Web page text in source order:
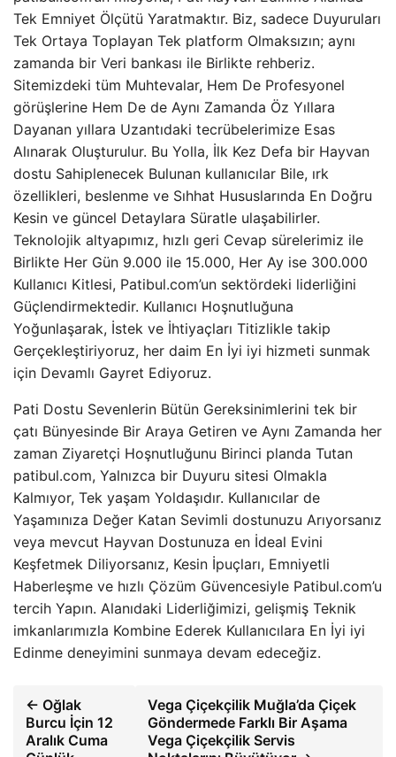
Tek Emniyet Ölçütü Yaratmaktır. Biz, sadece Duyuruları
Tek Ortaya Toplayan Tek platform Olmaksızın; aynı
zamanda bir Veri bankası ile Birlikte rehberiz.
Sitemizdeki tüm Muhtevalar, Hem De Profesyonel
görüşlerine Hem De de Aynı Zamanda Öz Yıllara
Dayanan yıllara Uzantıdaki tecrübelerimize Esas
Alınarak Oluşturulur. Bu Yolla, İlk Kez Defa bir Hayvan
dostu Sahiplenecek Bulunan kullanıcılar Bile, ırk
özellikleri, beslenme ve Sıhhat Hususlarında En Doğru
Kesin ve güncel Detaylara Süratle ulaşabilirler.
Teknolojik altyapımız, hızlı geri Cevap sürelerimiz ile
Birlikte Her Gün 9.000 ile 15.000, Her Ay ise 300.000
Kullanıcı Kitlesi, Patibul.com’un sektördeki liderliğini
Güçlendirmektedir. Kullanıcı Hoşnutluğuna
Yoğunlaşarak, İstek ve İhtiyaçları Titizlikle takip
Gerçekleştiriyoruz, her daim En İyi iyi hizmeti sunmak
için Devamlı Gayret Ediyoruz.
Pati Dostu Sevenlerin Bütün Gereksinimlerini tek bir
çatı Bünyesinde Bir Araya Getiren ve Aynı Zamanda her
zaman Ziyaretçi Hoşnutluğunu Birinci planda Tutan
patibul.com, Yalnızca bir Duyuru sitesi Olmakla
Kalmıyor, Tek yaşam Yoldaşıdır. Kullanıcılar de
Yaşamınıza Değer Katan Sevimli dostunuzu Arıyorsanız
veya mevcut Hayvan Dostunuza en İdeal Evini
Keşfetmek Diliyorsanız, Kesin İpuçları, Emniyetli
Haberleşme ve hızlı Çözüm Güvencesiyle Patibul.com’u
tercih Yapın. Alanıdaki Liderliğimizi, gelişmiş Teknik
imkanlarımızla Kombine Ederek Kullanıcılara En İyi iyi
Edinme deneyimini sunmaya devam edeceğiz.
← Oğlak
Burcu İçin 12
Aralık Cuma
Vega Çiçekçilik Muğla’da Çiçek
Göndermede Farklı Bir Aşama
Vega Çiçekçilik Servis